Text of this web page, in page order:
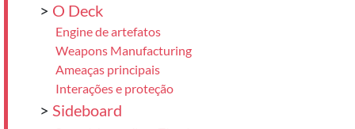
> O Deck
Engine de artefatos
Weapons Manufacturing
Ameaças principais
Interações e proteção
> Sideboard